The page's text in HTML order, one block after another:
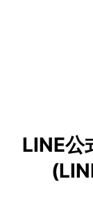
LINE公